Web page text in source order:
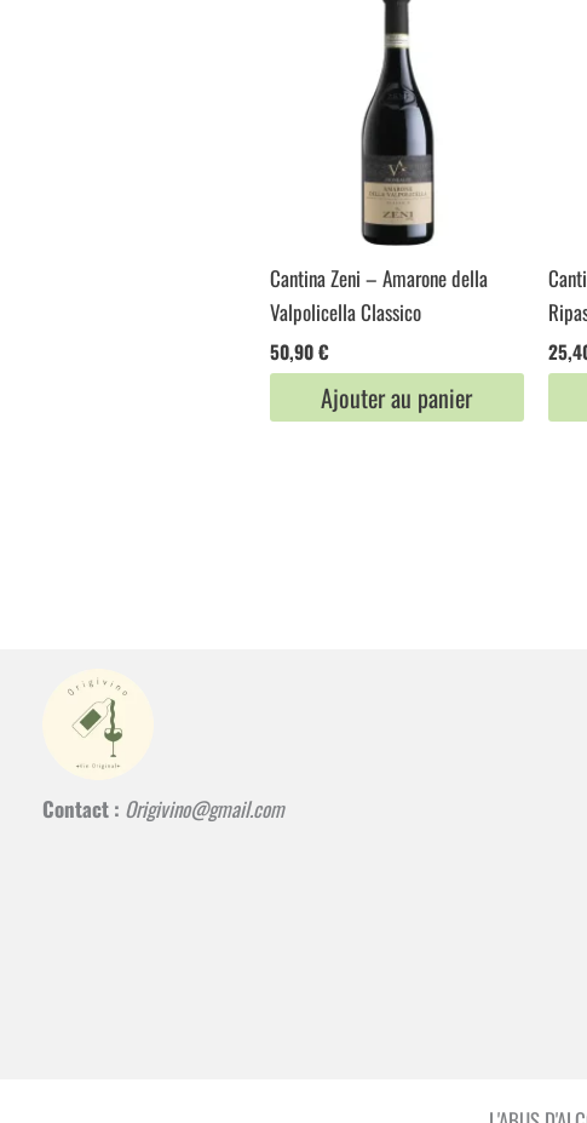
Cantina Zeni – Amarone della
Valpolicella Classico
50,90€
Ajouter au panier
Contact : Origivino@gmail.com